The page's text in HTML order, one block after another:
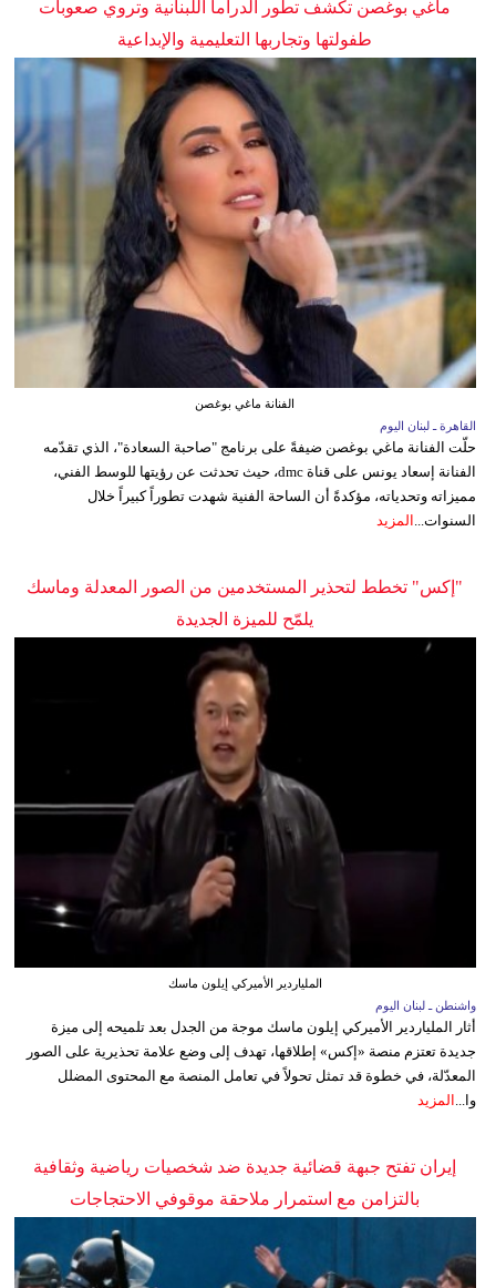
ماغي بوغصن تكشف تطور الدراما اللبنانية وتروي صعوبات
طفولتها وتجاربها التعليمية والإبداعية
الفنانة ماغي بوغصن
القاهرة ـ لبنان اليوم
حلّت الفنانة ماغي بوغصن ضيفةً على برنامج "صاحبة السعادة"، الذي تقدّمه
الفنانة إسعاد يونس على قناة dmc، حيث تحدثت عن رؤيتها للوسط الفني،
مميزاته وتحدياته، مؤكدةً أن الساحة الفنية شهدت تطوراً كبيراً خلال
السنوات...
المزيد
"إكس" تخطط لتحذير المستخدمين من الصور المعدلة وماسك
يلمّح للميزة الجديدة
الملياردير الأميركي إيلون ماسك
واشنطن ـ لبنان اليوم
أثار الملياردير الأميركي إيلون ماسك موجة من الجدل بعد تلميحه إلى ميزة
جديدة تعتزم منصة «إكس» إطلاقها، تهدف إلى وضع علامة تحذيرية على الصور
المعدّلة، في خطوة قد تمثل تحولاً في تعامل المنصة مع المحتوى المضلل
وا... المزيد
إيران تفتح جبهة قضائية جديدة ضد شخصيات رياضية وثقافية
بالتزامن مع استمرار ملاحقة موقوفي الاحتجاجات